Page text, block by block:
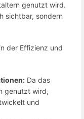
genutzt wird.
sichtbar, sondern
der Effizienz und
Da das
genutzt wird,
und